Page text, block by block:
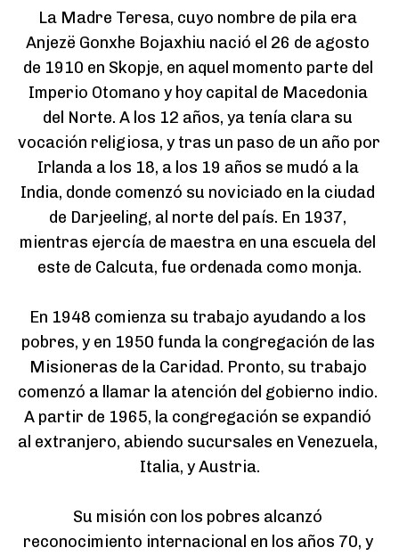
La Madre Teresa, cuyo nombre de pila era
Anjezë Gonxhe Bojaxhiu nació el 26 de agosto
de 1910 en Skopje, en aquel momento parte del
Imperio Otomano y hoy capital de Macedonia
del Norte. A los 12 años, ya tenía clara su
vocación religiosa, y tras un paso de un año por
Irlanda a los 18, a los 19 años se mudó a la
India, donde comenzó su noviciado en la ciudad
de Darjeeling, al norte del país. En 1937,
mientras ejercía de maestra en una escuela del
este de Calcuta, fue ordenada como monja.
En 1948 comienza su trabajo ayudando a los
pobres, y en 1950 funda la congregación de las
Misioneras de la Caridad. Pronto, su trabajo
comenzó a llamar la atención del gobierno indio.
A partir de 1965, la congregación se expandió
al extranjero, abiendo sucursales en Venezuela,
Italia, y Austria.
Su misión con los pobres alcanzó
reconocimiento internacional en los años 70, y